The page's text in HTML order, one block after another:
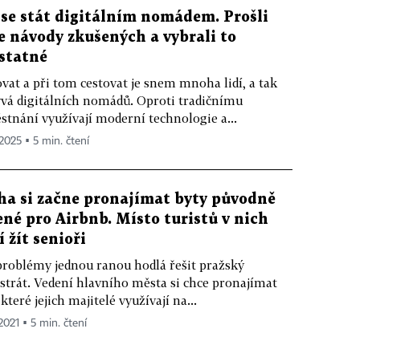
se stát digitálním nomádem. Prošli
návody zkušených a vybrali to
a při tom cestovat je snem mnoha lidí, a tak
digitálních nomádů. Oproti tradičnímu
využívají moderní technologie a...
▪ 5 min. čtení
si začne pronajímat byty původně
pro Airbnb. Místo turistů v nich
žít senioři
jednou ranou hodlá řešit pražský
Vedení hlavního města si chce pronajímat
jejich majitelé využívají na...
▪ 5 min. čtení